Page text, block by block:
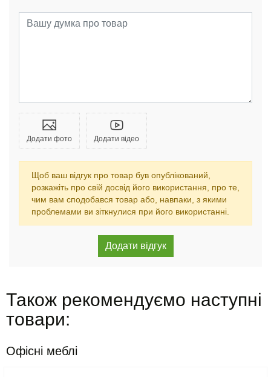
Додати фото Додати відео
Щоб ваш відгук про товар був опублікований,
розкажіть про свій досвід його використання, про те,
чим вам сподобався товар або, навпаки, з якими
проблемами ви зіткнулися при його використанні.
Також рекомендуємо наступні
товари:
Офісні меблі